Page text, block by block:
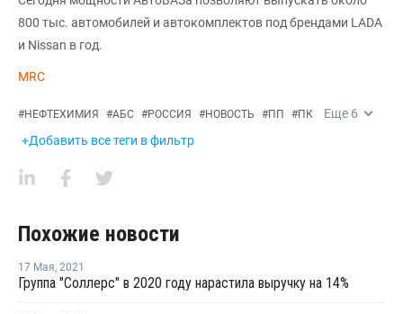
800 тыс. автомобилей и автокомплектов под брендами LADA
и Nissan в год.
MRC
#НЕФТЕХИМИЯ #АБС #РОССИЯ #НОВОСТЬ #ПП #ПК Еще 6
+Добавить все теги в фильтр
Похожие новости
17 Мая, 2021
Группа "Соллерс" в 2020 году нарастила выручку на 14%